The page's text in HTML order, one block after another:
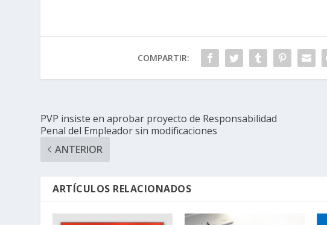
COMPARTIR:
PVP insiste en aprobar proyecto de Responsabilidad
Penal del Empleador sin modificaciones
ANTERIOR
ARTÍCULOS RELACIONADOS